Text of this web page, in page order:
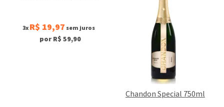
3x R$ 19,97 sem juros
por R$ 59,90
Chandon Special 750ml